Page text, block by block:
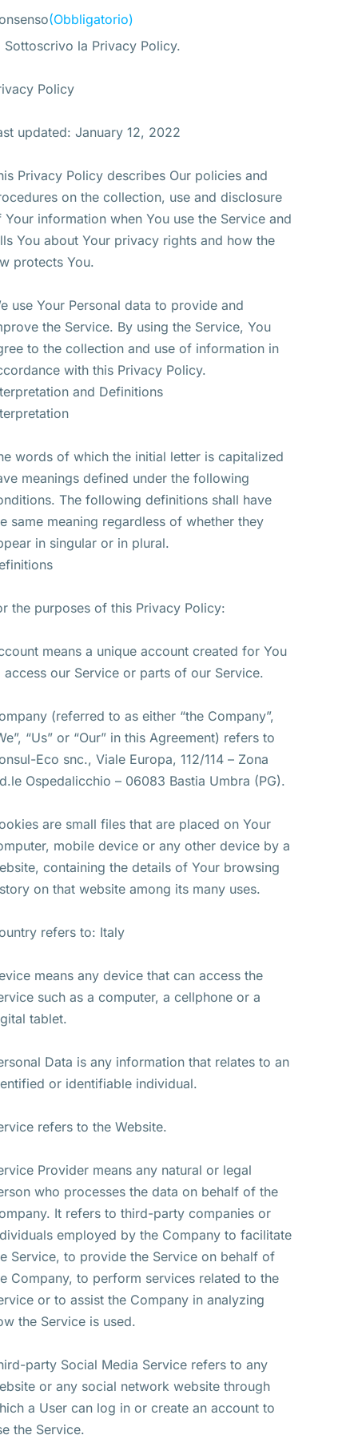
(Obbligatorio)
Sottoscrivo la Privacy Policy.
Policy
updated: January 12, 2022
Privacy Policy describes Our policies and
on the collection, use and disclosure
Your information when You use the Service and
You about Your privacy rights and how the
protects You.
use Your Personal data to provide and
the Service. By using the Service, You
to the collection and use of information in
with this Privacy Policy.
and Definitions
words of which the initial letter is capitalized
meanings defined under the following
The following definitions shall have
same meaning regardless of whether they
in singular or in plural.
the purposes of this Privacy Policy:
means a unique account created for You
access our Service or parts of our Service.
(referred to as either “the Company”,
“Us” or “Our” in this Agreement) refers to
Eco snc., Viale Europa, 112/114 – Zona
Ospedalicchio – 06083 Bastia Umbra (PG).
are small files that are placed on Your
mobile device or any other device by a
containing the details of Your browsing
on that website among its many uses.
refers to: Italy
means any device that can access the
such as a computer, a cellphone or a
tablet.
Data is any information that relates to an
or identifiable individual.
refers to the Website.
Provider means any natural or legal
who processes the data on behalf of the
It refers to third-party companies or
employed by the Company to facilitate
Service, to provide the Service on behalf of
Company, to perform services related to the
or to assist the Company in analyzing
the Service is used.
party Social Media Service refers to any
or any social network website through
a User can log in or create an account to
the Service.